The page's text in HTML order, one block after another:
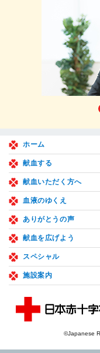
ホーム
献血する
献血いただく方へ
血液のゆくえ
ありがとうの声
献血を広げよう
スペシャル
施設案内
©Japanese